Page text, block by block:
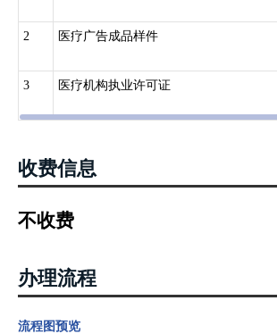
2 医疗广告成品样件
3 医疗机构执业许可证
收费信息
不收费
办理流程
流程图预览